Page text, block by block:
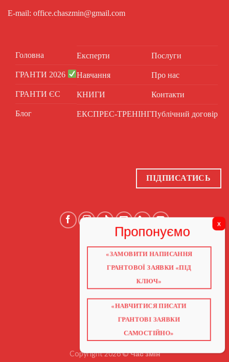
E-mail: office.chaszmin@gmail.com
Головна
ГРАНТИ 2026
ГРАНТИ ЄС
Блог
Експерти
Навчання
КНИГИ
ЕКСПРЕС-ТРЕНІНГ
Послуги
Про нас
Контакти
Публічний договір
ПІДПИСАТИСЬ
ГОЛОВНА
ГРАНТИ 2026
НАВЧАННЯ
КНИГИ
ВІДЕО ПРО ГРАНТИ
Copyright 2026 ©Час змін
«ЗАМОВИТИ НАПИСАННЯ
ГРАНТОВОЇ ЗАЯВКИ «ПІД
КЛЮЧ»
«НАВЧИТИСЯ ПИСАТИ
ГРАНТОВІ ЗАЯВКИ
САМОСТІЙНО»